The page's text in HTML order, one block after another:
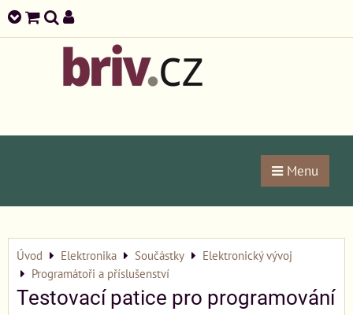
Menu
Úvod Elektronika Součástky
Elektronický vývoj
Programátoři a příslušenství
Testovací patice pro programování